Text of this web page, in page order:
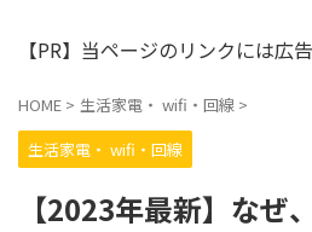
【PR】当ページのリンクには広
HOME > 生活家電・ wifi・回線 >
生活家電・ wifi・回線
【2023年最新】なぜ